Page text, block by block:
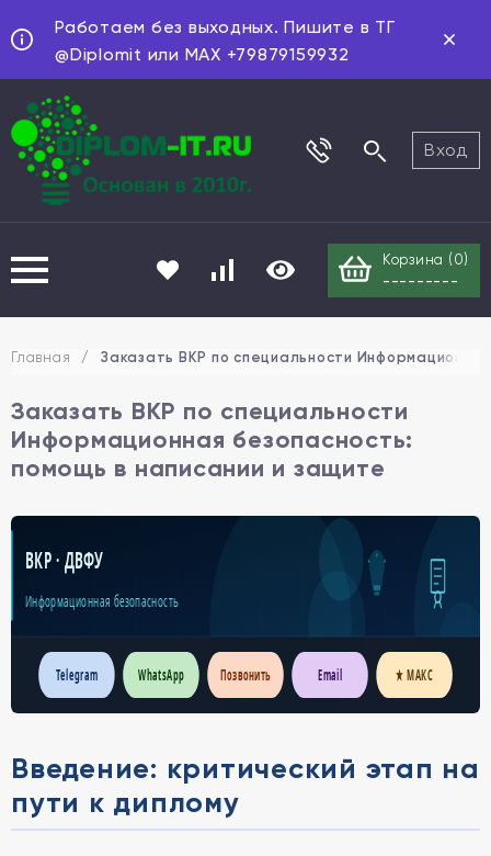
Работаем без выходных. Пишите в ТГ
@Diplomit или MAX +79879159932
Вход
Корзина ( 0)
---------
Главная / Заказать ВКР по специальности
Заказать ВКР по специальности
Информационная безопасность:
помощь в написании и защите
ВКР · ДВФУ
Информационная безопасность
Telegram WhatsApp Позвонить Email ★ МАКС
Введение: критический этап на
пути к диплому